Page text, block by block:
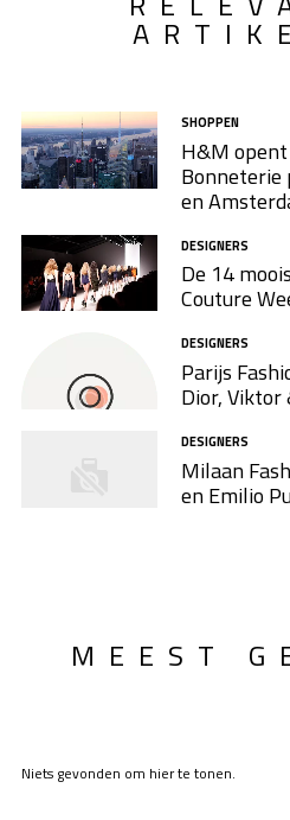
SHOPPEN
H&M
Bonneterie
en
DESIGNERS
De 14
Couture
DESIGNERS
Parijs
Dior, Viktor
DESIGNERS
Milaan
en Emilio
MEEST
Niets gevonden om hier te tonen.